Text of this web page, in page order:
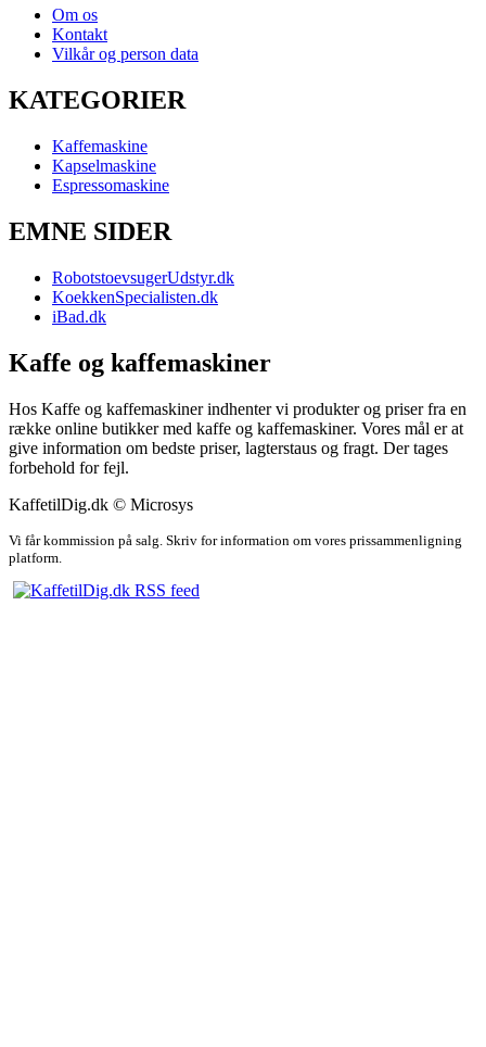
Om os
Kontakt
Vilkår og person data
KATEGORIER
Kaffemaskine
Kapselmaskine
Espressomaskine
EMNE SIDER
RobotstoevsugerUdstyr.dk
KoekkenSpecialisten.dk
iBad.dk
Kaffe og kaffemaskiner
Hos Kaffe og kaffemaskiner indhenter vi produkter og priser fra en
række online butikker med kaffe og kaffemaskiner. Vores mål er at
give information om bedste priser, lagterstaus og fragt. Der tages
forbehold for fejl.
KaffetilDig.dk © Microsys
Vi får kommission på salg. Skriv for information om vores prissammenligning
platform.